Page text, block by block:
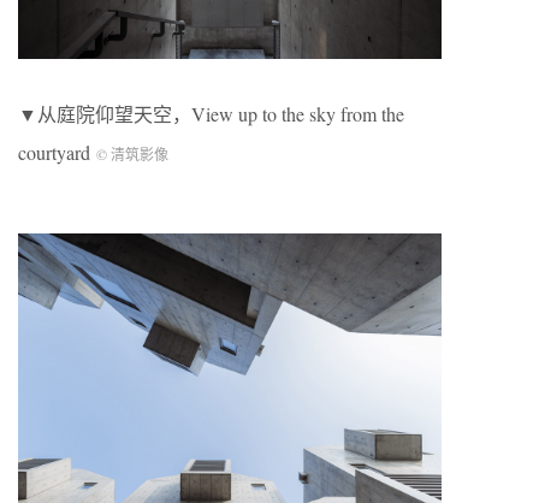
▼从庭院仰望天空，View up to the sky from the
courtyard © 清筑影像